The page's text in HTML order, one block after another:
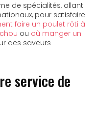
de spécialités, allant
pour satisfaire
faire un poulet rôti à
ou où manger un
des saveurs
service de